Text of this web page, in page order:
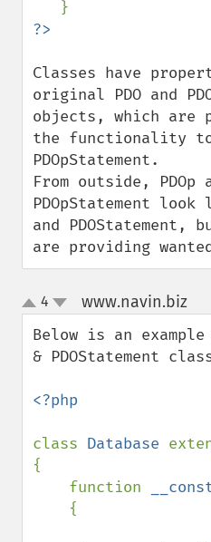
Classes have
original PDO and
objects, which are
the functionality to
PDOpStatement.
From outside, PDOp
PDOpStatement look
and PDOStatement,
are providing
up
down
4 www.navin.biz¶
Below is an
& PDOStatement
<?php
class Database
{
    function